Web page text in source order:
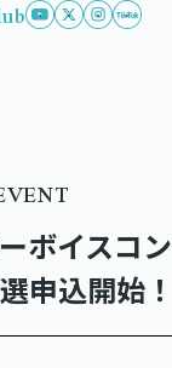
ボイスコ
申込開始！